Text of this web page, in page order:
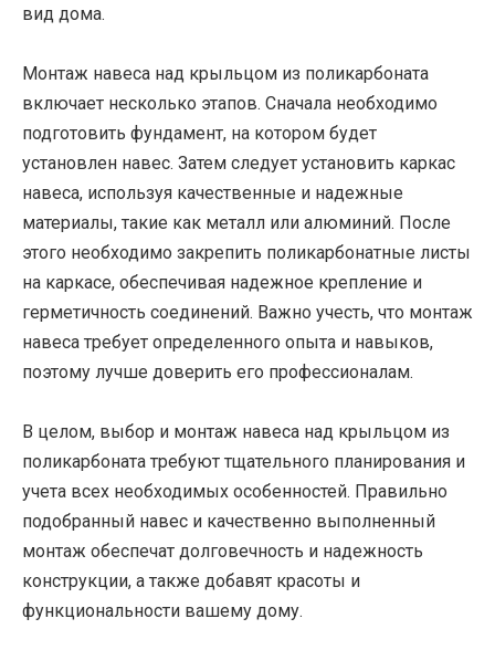
вид дома.
Монтаж навеса над крыльцом из поликарбоната
включает несколько этапов. Сначала необходимо
подготовить фундамент, на котором будет
установлен навес. Затем следует установить каркас
навеса, используя качественные и надежные
материалы, такие как металл или алюминий. После
этого необходимо закрепить поликарбонатные листы
на каркасе, обеспечивая надежное крепление и
герметичность соединений. Важно учесть, что монтаж
навеса требует определенного опыта и навыков,
поэтому лучше доверить его профессионалам.
В целом, выбор и монтаж навеса над крыльцом из
поликарбоната требуют тщательного планирования и
учета всех необходимых особенностей. Правильно
подобранный навес и качественно выполненный
монтаж обеспечат долговечность и надежность
конструкции, а также добавят красоты и
функциональности вашему дому.